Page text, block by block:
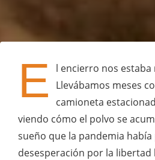
E
l encierro nos
Llevábamos meses
camioneta
viendo cómo el polvo se
sueño que la pandemia había
desesperación por la